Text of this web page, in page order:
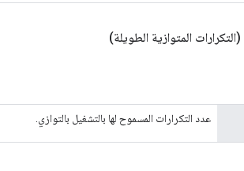
(التكرارات المتوازية الطويلة)
عدد التكرارات المسموح لها بالتشغيل بالتوازي.